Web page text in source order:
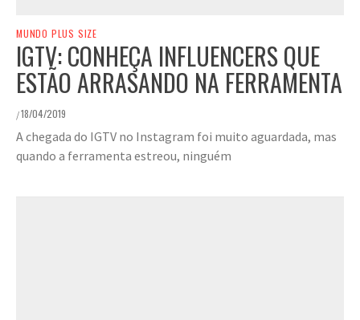
MUNDO PLUS SIZE
IGTV: CONHEÇA INFLUENCERS QUE
ESTÃO ARRASANDO NA FERRAMENTA
/18/04/2019
A chegada do IGTV no Instagram foi muito aguardada, mas
quando a ferramenta estreou, ninguém